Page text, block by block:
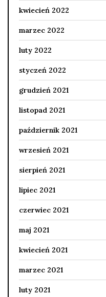
kwiecień 2022
marzec 2022
luty 2022
styczeń 2022
grudzień 2021
listopad 2021
październik 2021
wrzesień 2021
sierpień 2021
lipiec 2021
czerwiec 2021
maj 2021
kwiecień 2021
marzec 2021
luty 2021